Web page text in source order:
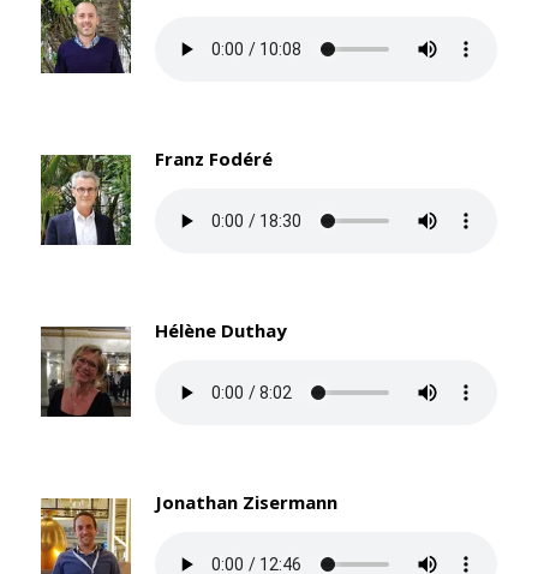
Franz Fodéré
Hélène Duthay
Jonathan Zisermann